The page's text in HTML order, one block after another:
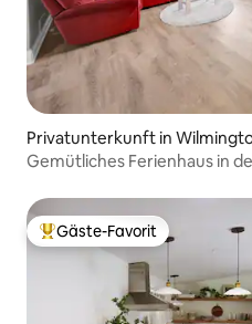
Privatunterkunft in
Gemütliches Ferienhaus in
Beliebter Gäste-Favorit.
Gäste-Favorit